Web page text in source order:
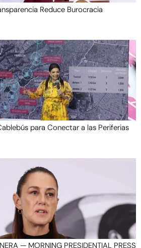
Reduce Burocracia
para Conectar a las Periferias
— MORNING PRESIDENTIAL PRESS